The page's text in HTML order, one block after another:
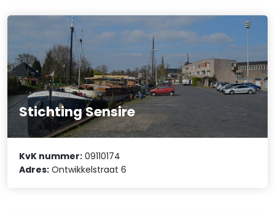
Stichting Sensire
KvK nummer: 09110174
Adres: Ontwikkelstraat 6